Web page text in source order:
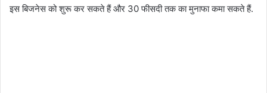
इस बिजनेस को शुरू कर सकते हैं और 30 फीसदी तक का मुनाफा कमा सकते हैं.